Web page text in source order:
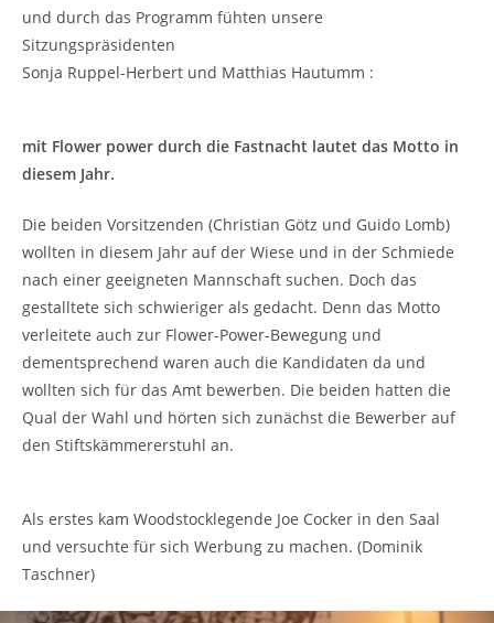
und durch das Programm fühten unsere
Sitzungspräsidenten
Sonja Ruppel-Herbert und Matthias Hautumm :
mit Flower power durch die Fastnacht lautet das Motto in
diesem Jahr.
Die beiden Vorsitzenden (Christian Götz und Guido Lomb)
wollten in diesem Jahr auf der Wiese und in der Schmiede
nach einer geeigneten Mannschaft suchen. Doch das
gestalltete sich schwieriger als gedacht. Denn das Motto
verleitete auch zur Flower-Power-Bewegung und
dementsprechend waren auch die Kandidaten da und
wollten sich für das Amt bewerben. Die beiden hatten die
Qual der Wahl und hörten sich zunächst die Bewerber auf
den Stiftskämmererstuhl an.
Als erstes kam Woodstocklegende Joe Cocker in den Saal
und versuchte für sich Werbung zu machen. (Dominik
Taschner)